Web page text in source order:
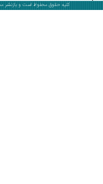
کلیه حقوق محفوظ است و بازنشر مطالب با